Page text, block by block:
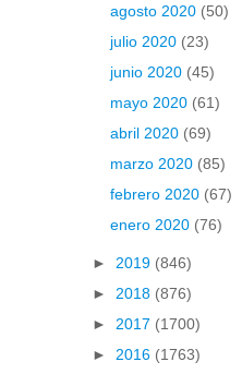
agosto 2020 (50)
julio 2020 (23)
junio 2020 (45)
mayo 2020 (61)
abril 2020 (69)
marzo 2020 (85)
febrero 2020 (67)
enero 2020 (76)
► 2019 (846)
► 2018 (876)
► 2017 (1700)
► 2016 (1763)